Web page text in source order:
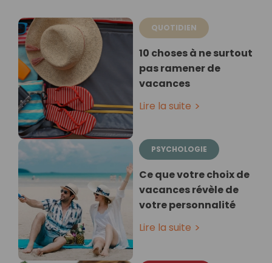
QUOTIDIEN
10 choses à ne surtout
pas ramener de
vacances
Lire la suite
PSYCHOLOGIE
Ce que votre choix de
vacances révèle de
votre personnalité
Lire la suite